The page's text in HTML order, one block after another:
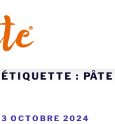
ÉTIQUETTE :
3 OCTOBRE 2024